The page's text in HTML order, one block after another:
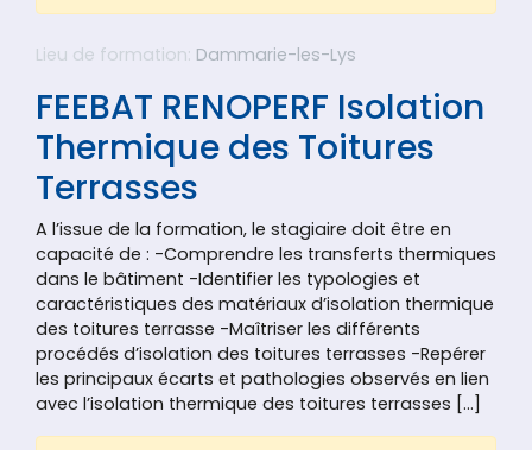
Lieu de formation: Dammarie-les-Lys
FEEBAT RENOPERF Isolation
Thermique des Toitures
Terrasses
A l’issue de la formation, le stagiaire doit être en
capacité de : -Comprendre les transferts thermiques
dans le bâtiment -Identifier les typologies et
caractéristiques des matériaux d’isolation thermique
des toitures terrasse -Maîtriser les différents
procédés d’isolation des toitures terrasses -Repérer
les principaux écarts et pathologies observés en lien
avec l’isolation thermique des toitures terrasses […]